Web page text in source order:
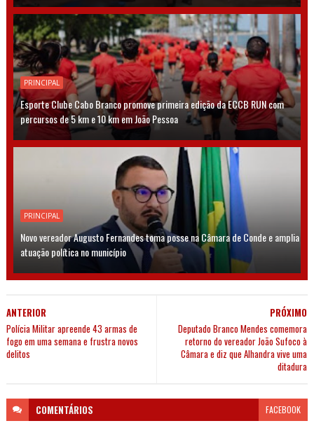
PRINCIPAL
Esporte Clube Cabo Branco promove primeira edição da ECCB RUN com
percursos de 5 km e 10 km em João Pessoa
PRINCIPAL
Novo vereador Augusto Fernandes toma posse na Câmara de Conde e amplia
atuação política no município
PRÓXIMO
Deputado Branco Mendes comemora
retorno do vereador João Sufoco à
Câmara e diz que Alhandra vive uma
ditadura
ANTERIOR
Polícia Militar apreende 43 armas de
fogo em uma semana e frustra novos
delitos
COMENTÁRIOS FACEBOOK